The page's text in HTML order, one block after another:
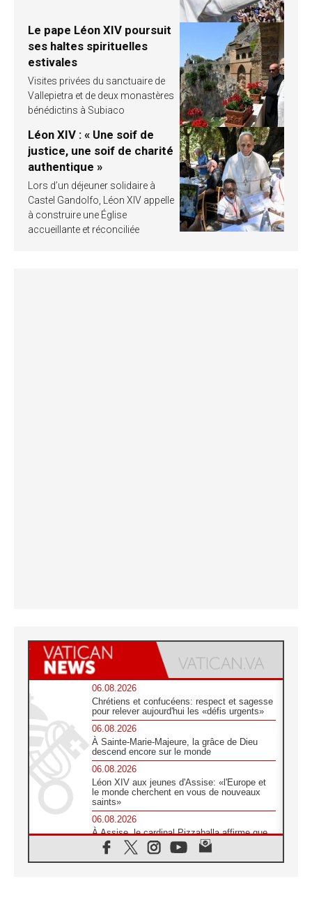
Le pape Léon XIV poursuit
ses haltes spirituelles
estivales
Visites privées du sanctuaire de
Vallepietra et de deux monastères
bénédictins à Subiaco
Léon XIV : « Une soif de
justice, une soif de charité
authentique »
Lors d’un déjeuner solidaire à
Castel Gandolfo, Léon XIV appelle
à construire une Église
accueillante et réconciliée
06.08.2026
Chrétiens et confucéens: respect et sagesse
pour relever aujourd'hui les «défis urgents»
06.08.2026
À Sainte-Marie-Majeure, la grâce de Dieu
descend encore sur le monde
06.08.2026
Léon XIV aux jeunes d'Assise: «l'Europe et
le monde cherchent en vous de nouveaux
saints»
06.08.2026
À Assise, le cardinal Pizzaballa affirme que
«les chrétiens veulent la paix»
06.08.2026